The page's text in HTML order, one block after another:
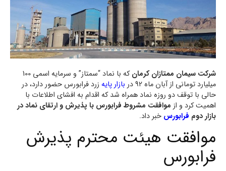
شرکت سیمان ممتازان کرمان
که با نماد “سمتاز” و سرمایه اسمی 100
میلیارد تومانی از آبان ماه 92 در
بازار پایه زرد فرابورس حضور دارد، در
حالی با توقف دو روزه نماد همراه شد که اقدام به افشای اطلاعات با
اهمیت کرد و از موافقت مشروط فرابورس با پذیرش و ارتقای نماد در
بازار دوم فرابورس خبر داد.
موافقت هیئت محترم پذیرش
فرابورس